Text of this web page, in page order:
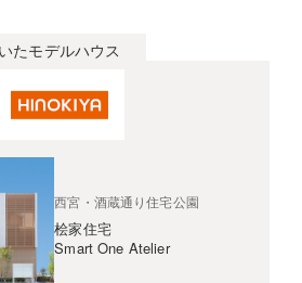
たモデルハウス
西宮・酒蔵通り住宅公園
桧家住宅
Smart One Atelier